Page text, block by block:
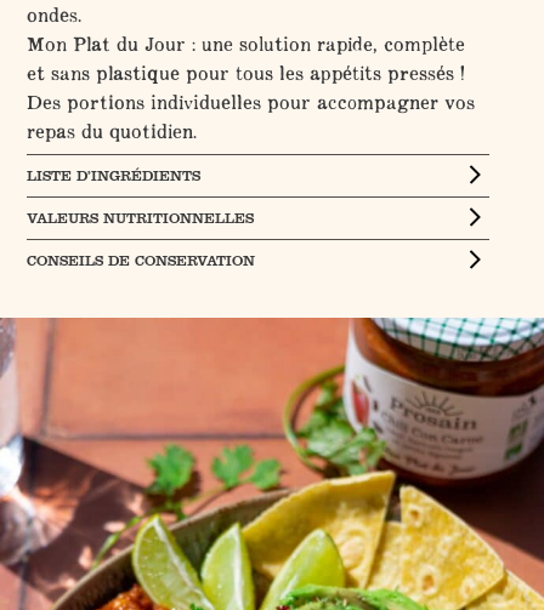
ondes.
Mon Plat du Jour : une solution rapide, complète
et sans plastique pour tous les appétits pressés !
Des portions individuelles pour accompagner vos
repas du quotidien.
LISTE D’INGRÉDIENTS
VALEURS NUTRITIONNELLES
CONSEILS DE CONSERVATION